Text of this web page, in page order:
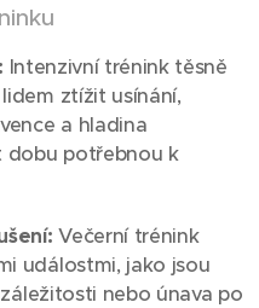
Intenzivní trénink těsně
ztížit usínání,
a hladina
dobu potřebnou k
Večerní trénink
událostmi, jako jsou
nebo únava po